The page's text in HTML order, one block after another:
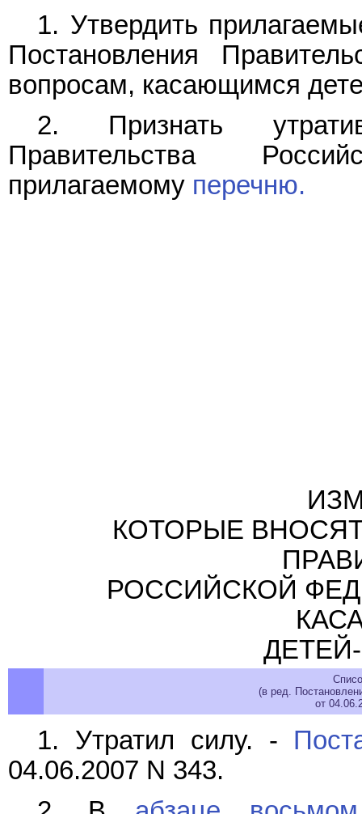
1. Утвердить
Постановления
вопросам, касающимся
2. Признать
Правительства
прилагаемому перечню.
КОТОРЫЕ
РОССИЙСКОЙ
(в ред.
от
1. Утратил силу. -
04.06.2007 N 343.